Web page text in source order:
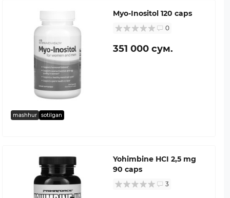
mashhur sotilgan
Myo-Inositol 120 caps
0
351 000 сум.
Yohimbine HCI 2,5 mg
90 caps
3